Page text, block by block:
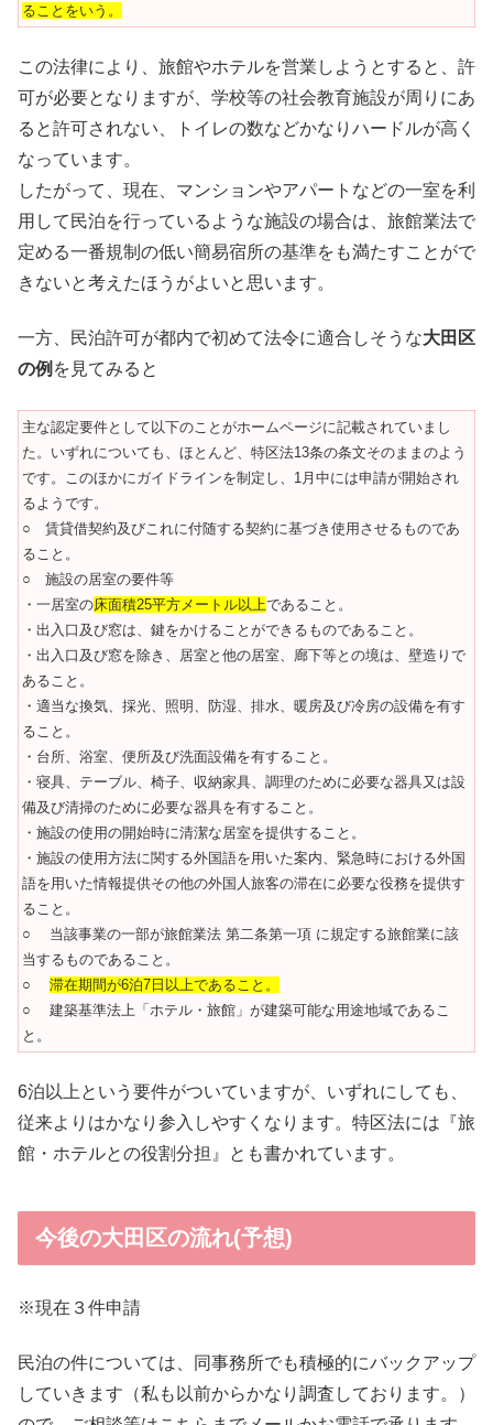
ることをいう。
この法律により、旅館やホテルを営業しようとすると、許
可が必要となりますが、学校等の社会教育施設が周りにあ
ると許可されない、トイレの数などかなりハードルが高く
なっています。
したがって、現在、マンションやアパートなどの一室を利
用して民泊を行っているような施設の場合は、旅館業法で
定める一番規制の低い簡易宿所の基準をも満たすことがで
きないと考えたほうがよいと思います。
一方、民泊許可が都内で初めて法令に適合しそうな大田区
の例 を見てみると
主な認定要件として以下のことがホームページに記載されていまし
た。いずれについても、ほとんど、特区法13条の条文そのままのよう
です。このほかにガイドラインを制定し、1月中には申請が開始され
るようです。
○ 賃貸借契約及びこれに付随する契約に基づき使用させるものであ
ること。
○ 施設の居室の要件等
・一居室の床面積25平方メートル以上であること。
・出入口及び窓は、鍵をかけることができるものであること。
・出入口及び窓を除き、居室と他の居室、廊下等との境は、壁造りで
あること。
・適当な換気、採光、照明、防湿、排水、暖房及び冷房の設備を有す
ること。
・台所、浴室、便所及び洗面設備を有すること。
・寝具、テーブル、椅子、収納家具、調理のために必要な器具又は設
備及び清掃のために必要な器具を有すること。
・施設の使用の開始時に清潔な居室を提供すること。
・施設の使用方法に関する外国語を用いた案内、緊急時における外国
語を用いた情報提供その他の外国人旅客の滞在に必要な役務を提供す
ること。
○ 当該事業の一部が旅館業法 第二条第一項 に規定する旅館業に該
当するものであること。
○ 滞在期間が6泊7日以上であること。
○ 建築基準法上「ホテル・旅館」が建築可能な用途地域であるこ
と。
6泊以上という要件がついていますが、いずれにしても、
従来よりはかなり参入しやすくなります。特区法には『旅
館・ホテルとの役割分担』とも書かれています。
今後の大田区の流れ(予想)
※現在３件申請
民泊の件については、同事務所でも積極的にバックアップ
していきます（私も以前からかなり調査しております。）